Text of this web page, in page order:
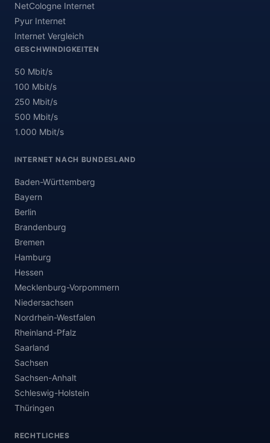
NetCologne Internet
Pyur Internet
Internet Vergleich
GESCHWINDIGKEITEN
50 Mbit/s
100 Mbit/s
250 Mbit/s
500 Mbit/s
1.000 Mbit/s
INTERNET NACH BUNDESLAND
Baden-Württemberg
Bayern
Berlin
Brandenburg
Bremen
Hamburg
Hessen
Mecklenburg-Vorpommern
Niedersachsen
Nordrhein-Westfalen
Rheinland-Pfalz
Saarland
Sachsen
Sachsen-Anhalt
Schleswig-Holstein
Thüringen
RECHTLICHES